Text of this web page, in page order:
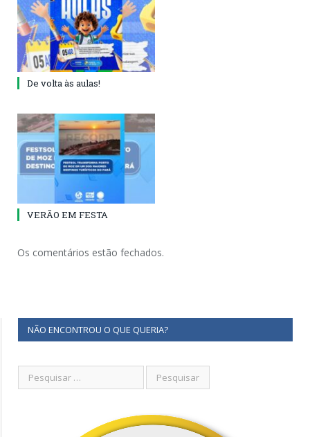
De volta às aulas!
VERÃO EM FESTA
Os comentários estão fechados.
NÃO ENCONTROU O QUE QUERIA?